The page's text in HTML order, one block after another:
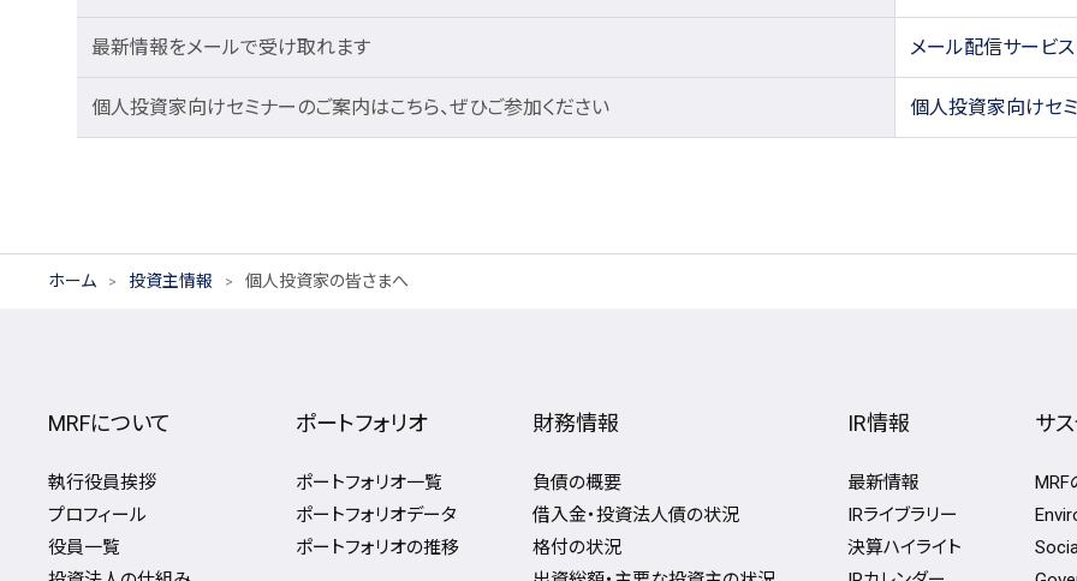
最新情報をメールで受け取れます メール配信サービス
個人投資家向けセミナーのご案内はこちら、ぜひご参加ください 個人投資家向けセ
ホーム 投資主情報 個人投資家の皆さまへ
MRFについて
執行役員挨拶
プロフィール
役員一覧
ポートフォリオ
ポートフォリオ一覧
ポートフォリオデータ
ポートフォリオの推移
財務情報
負債の概要
借入金・投資法人債の状況
格付の状況
IR情報
最新情報
IRライブラリー
決算ハイライト
サ
MRF